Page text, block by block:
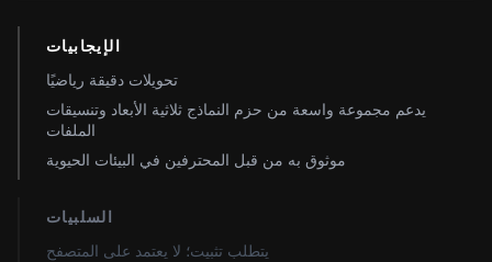
الإيجابيات
تحويلات دقيقة رياضيًا
يدعم مجموعة واسعة من حزم النماذج ثلاثية الأبعاد وتنسيقات
الملفات
موثوق به من قبل المحترفين في البيئات الحيوية
السلبيات
يتطلب تثبيت؛ لا يعتمد على المتصفح